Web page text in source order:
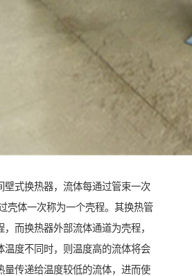
壁式换热器，流体每通过管束一次
壳体一次称为一个壳程。其换热管
而换热器外部流体通道为壳程，
温度不同时，则温度高的流体将会
量传递给温度较低的流体，进而使